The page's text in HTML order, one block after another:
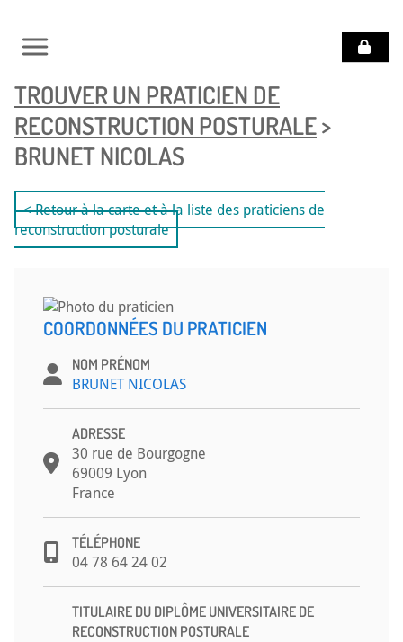
POURQUOI SE
SOIGNER AVEC LA
RECONSTRUCTION
POSTURALE ?
COLLÈGE
QUESTIONS
DIVERSES
TROUVER
TROUVER UN PRATICIEN DE
RECONSTRUCTION POSTURALE>
BRUNET NICOLAS
< Retour à la carte et à la liste des praticiens de
reconstruction posturale
COORDONNÉES DU PRATICIEN
NOM PRÉNOM
BRUNET NICOLAS
ADRESSE
30 rue de Bourgogne
69009 Lyon
France
TÉLÉPHONE
04 78 64 24 02
TITULAIRE DU DIPLÔME UNIVERSITAIRE DE
RECONSTRUCTION POSTURALE